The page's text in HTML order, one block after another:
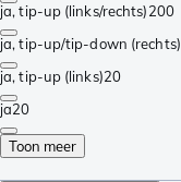
ja, tip-up (links/rechts)200
ja, tip-up/tip-down (rechts)
ja, tip-up (links)20
ja20
Toon meer